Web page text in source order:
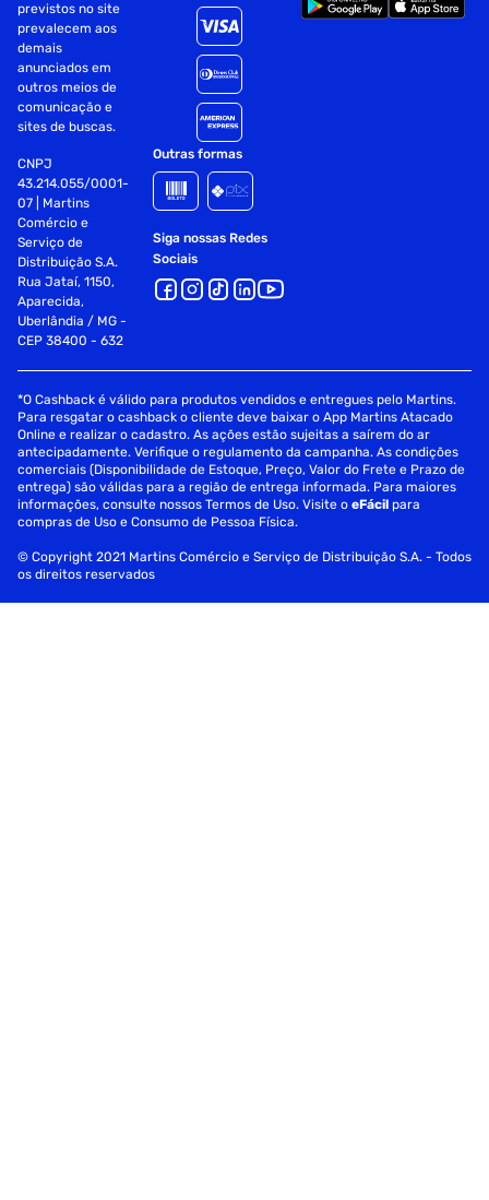
previstos no site
prevalecem aos
demais
anunciados em
outros meios de
comunicação e
sites de buscas.
CNPJ
43.214.055/0001-
07 | Martins
Comércio e
Serviço de
Distribuição S.A.
Rua Jataí, 1150,
Aparecida,
Uberlândia / MG -
CEP 38400 - 632
Outras formas
Siga nossas Redes
Sociais
*O Cashback é válido para produtos vendidos e entregues pelo Martins.
Para resgatar o cashback o cliente deve baixar o App Martins Atacado
Online e realizar o cadastro. As ações estão sujeitas a saírem do ar
antecipadamente. Verifique o regulamento da campanha. As condições
comerciais (Disponibilidade de Estoque, Preço, Valor do Frete e Prazo de
entrega) são válidas para a região de entrega informada. Para maiores
informações, consulte nossos Termos de Uso. Visite oeFácil para
compras de Uso e Consumo de Pessoa Física.
© Copyright 2021 Martins Comércio e Serviço de Distribuição S.A. - Todos
os direitos reservados